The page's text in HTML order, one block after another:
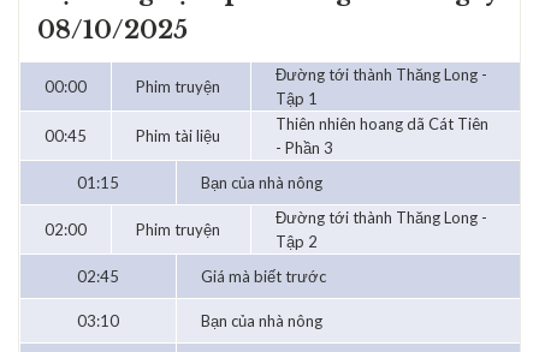
08/10/2025
00:00 Phim truyện
Đường tới thành Thăng Long -
Tập 1
00:45
Phim tài liệu
Thiên nhiên hoang dã Cát Tiên
- Phần 3
01:15
Bạn của nhà nông
02:00 Phim truyện
Đường tới thành Thăng Long -
Tập 2
02:45
Giá mà biết trước
03:10 Bạn của nhà nông